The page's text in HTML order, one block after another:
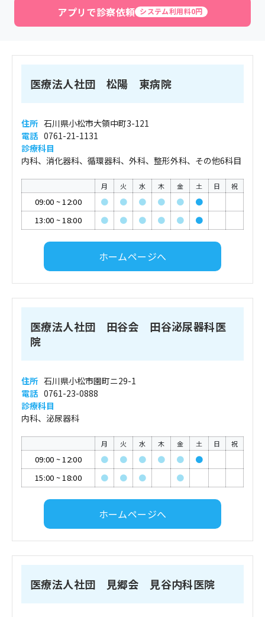
アプリで診察依頼 システム利用料0円
医療法人社団 松陽 東病院
住所 石川県小松市大領中町3-121
電話 0761-21-1131
診療科目
内科、消化器科、循環器科、外科、整形外科、その他6科目
月 火 水 木 金 土 日 祝
09:00 ~12:00 ● ● ● ● ●
●
13:00 ~18:00 ● ● ● ● ● ●
ホームページへ
医療法人社団 田谷会 田谷泌尿器科医
院
住所 石川県小松市園町ニ29-1
電話 0761-23-0888
診療科目
内科、泌尿器科
月 火 水 木 金 土 日 祝
09:00 ~12:00 ● ● ● ● ●
●
15:00 ~18:00 ● ● ● ●
ホームページへ
医療法人社団 見郷会 見谷内科医院